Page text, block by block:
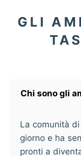
GLI
Chi sono gli
La comunità
giorno e ha
pronti a